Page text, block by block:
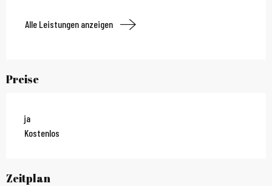
Alle Leistungen anzeigen
Preise
ja
Kostenlos
Zeitplan